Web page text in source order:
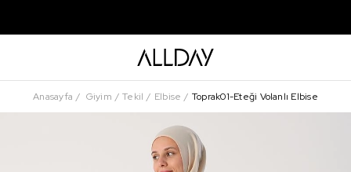
Anasayfa Giyim Tekil Elbise Toprak01-Eteği Volanlı Elbise